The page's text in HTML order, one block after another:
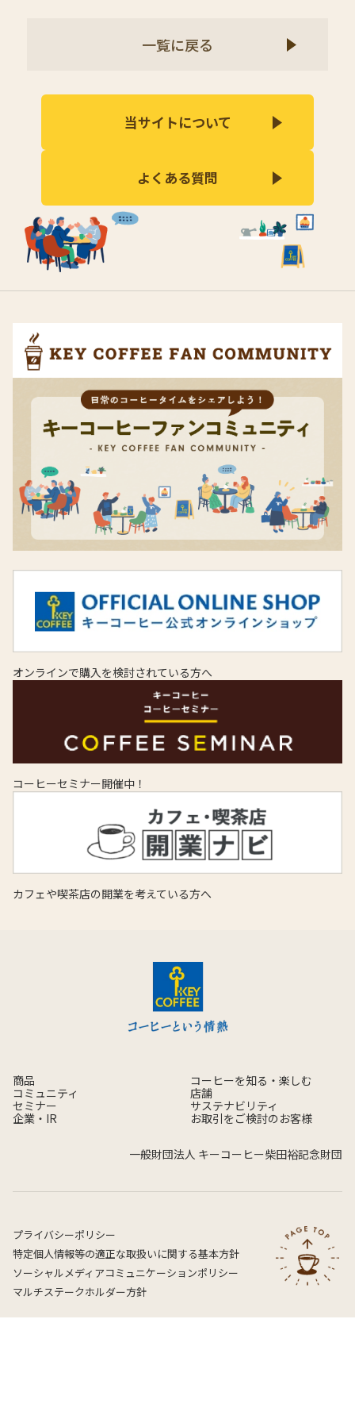
一覧に戻る
当サイトについて
よくある質問
オンラインで購入を検討されている方へ
コーヒーセミナー開催中！
カフェや喫茶店の開業を考えている方へ
商品
コーヒーを知る・楽しむ
コミュニティ
店舗
セミナー
サステナビリティ
企業・IR
お取引をご検討のお客様
一般財団法人 キーコーヒー柴田裕記念財団
プライバシーポリシー
特定個人情報等の適正な取扱いに関する基本方針
ソーシャルメディアコミュニケーションポリシー
マルチステークホルダー方針